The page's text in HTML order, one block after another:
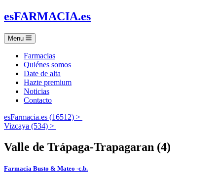
esFARMACIA.es
Menu
Farmacias
Quiénes somos
Date de alta
Hazte premium
Noticias
Contacto
esFarmacia.es (16512) >
Vizcaya (534) >
Valle de Trápaga-Trapagaran (4)
Farmacia Busto & Mateo -c.b.